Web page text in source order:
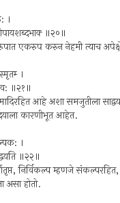
।
॥२०॥
एकरुप करुन नेहमी त्याच
।
॥२१॥
आहे अशा समजुतीला
कारणीभूत आहेत.
।
॥२२॥
निर्विकल्प म्हणजे संकल्परहित,
असा होतो.